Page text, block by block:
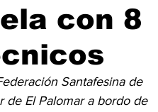
Liga Sanlorencina
con 8
Santafesina de
de El Palomar a bordo de